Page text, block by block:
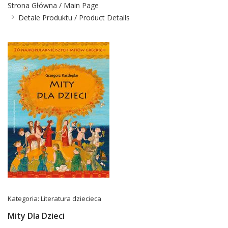
Strona Główna / Main Page
Detale Produktu / Product Details
Kategoria: Literatura dziecieca
Mity Dla Dzieci